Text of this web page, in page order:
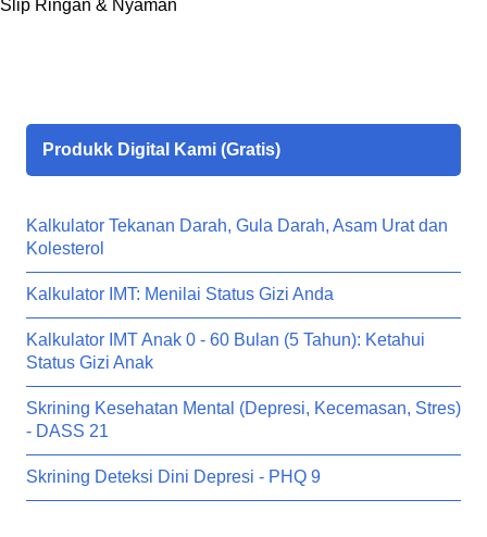
Slip Ringan & Nyaman
Produkk Digital Kami (Gratis)
Kalkulator Tekanan Darah, Gula Darah, Asam Urat dan
Kolesterol
Kalkulator IMT: Menilai Status Gizi Anda
Kalkulator IMT Anak 0 - 60 Bulan (5 Tahun): Ketahui
Status Gizi Anak
Skrining Kesehatan Mental (Depresi, Kecemasan, Stres)
- DASS 21
Skrining Deteksi Dini Depresi - PHQ 9